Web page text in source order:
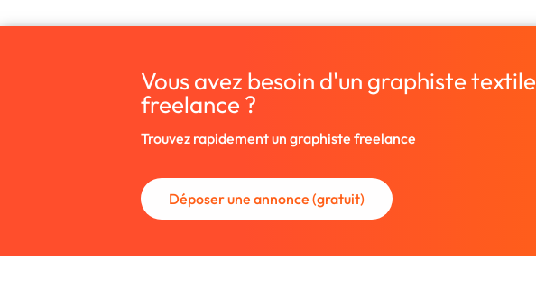
Vous avez besoin d'un graphiste textile
freelance ?
Trouvez rapidement un graphiste freelance
Déposer une annonce (gratuit)